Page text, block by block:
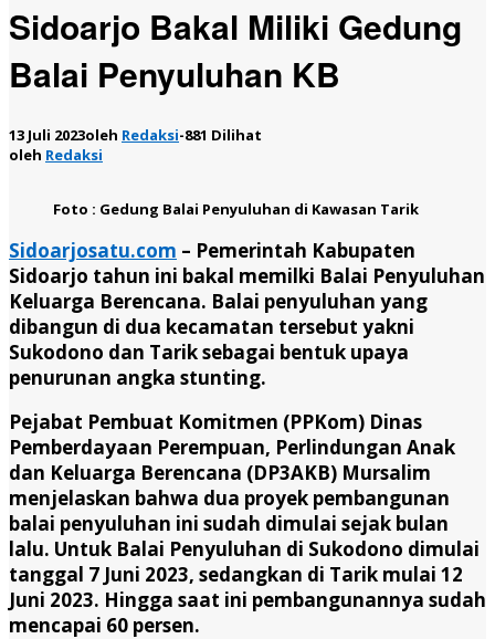
Sidoarjo Bakal Miliki Gedung
Balai Penyuluhan KB
13 Juli 2023oleh Redaksi-881 Dilihat
oleh Redaksi
Foto : Gedung Balai Penyuluhan di Kawasan Tarik
Sidoarjosatu.com – Pemerintah Kabupaten
Sidoarjo tahun ini bakal memilki Balai Penyuluhan
Keluarga Berencana. Balai penyuluhan yang
dibangun di dua kecamatan tersebut yakni
Sukodono dan Tarik sebagai bentuk upaya
penurunan angka stunting.
Pejabat Pembuat Komitmen (PPKom) Dinas
Pemberdayaan Perempuan, Perlindungan Anak
dan Keluarga Berencana (DP3AKB) Mursalim
menjelaskan bahwa dua proyek pembangunan
balai penyuluhan ini sudah dimulai sejak bulan
lalu. Untuk Balai Penyuluhan di Sukodono dimulai
tanggal 7 Juni 2023, sedangkan di Tarik mulai 12
Juni 2023. Hingga saat ini pembangunannya sudah
mencapai 60 persen.